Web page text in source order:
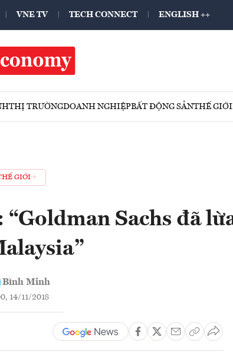
VNE TV TECH CONNECT ENGLISH ++
THỊ TRƯỜNGDOANH NGHIỆPBẤT ĐỘNG SẢNTHẾ GIỚI
GIỚI
Sachs đã
Bình Minh
14/11/2018